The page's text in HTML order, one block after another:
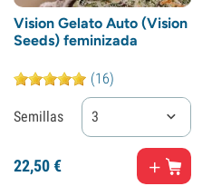
Vision Gelato Auto (Vision
Seeds) feminizada
(16)
Semillas 3
22,50€